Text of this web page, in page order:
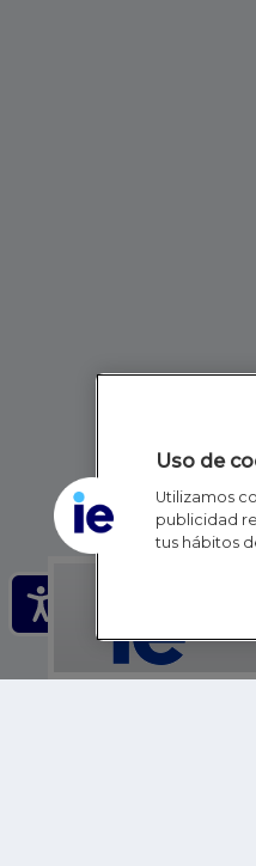
Uso de
Utilizamos
publicidad
tus hábitos